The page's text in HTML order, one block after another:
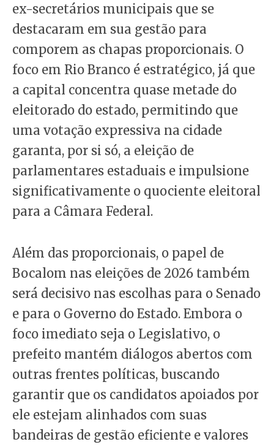
ex-secretários municipais que se
destacaram em sua gestão para
comporem as chapas proporcionais. O
foco em Rio Branco é estratégico, já que
a capital concentra quase metade do
eleitorado do estado, permitindo que
uma votação expressiva na cidade
garanta, por si só, a eleição de
parlamentares estaduais e impulsione
significativamente o quociente eleitoral
para a Câmara Federal.
Além das proporcionais, o papel de
Bocalom nas eleições de 2026 também
será decisivo nas escolhas para o Senado
e para o Governo do Estado. Embora o
foco imediato seja o Legislativo, o
prefeito mantém diálogos abertos com
outras frentes políticas, buscando
garantir que os candidatos apoiados por
ele estejam alinhados com suas
bandeiras de gestão eficiente e valores